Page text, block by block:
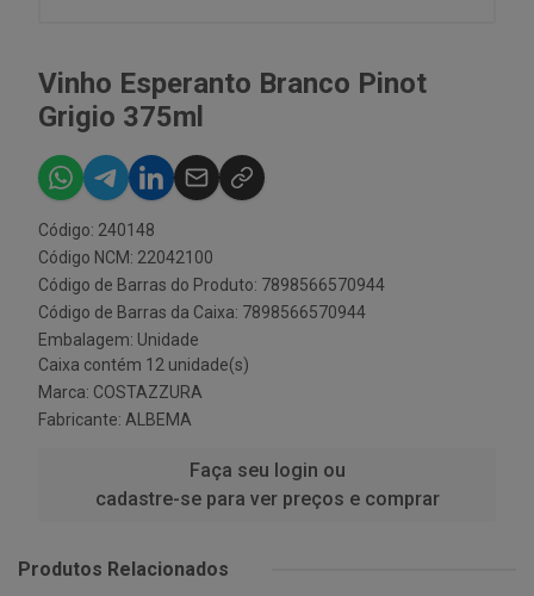
Vinho Esperanto Branco Pinot
Grigio 375ml
Código: 240148
Código NCM: 22042100
Código de Barras do Produto: 7898566570944
Código de Barras da Caixa: 7898566570944
Embalagem: Unidade
Caixa contém 12 unidade(s)
Marca: COSTAZZURA
Fabricante: ALBEMA
Faça seu login ou
cadastre-se para ver preços e comprar
Produtos Relacionados